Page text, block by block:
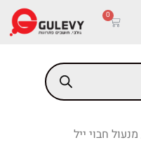
0
חבוי ייל